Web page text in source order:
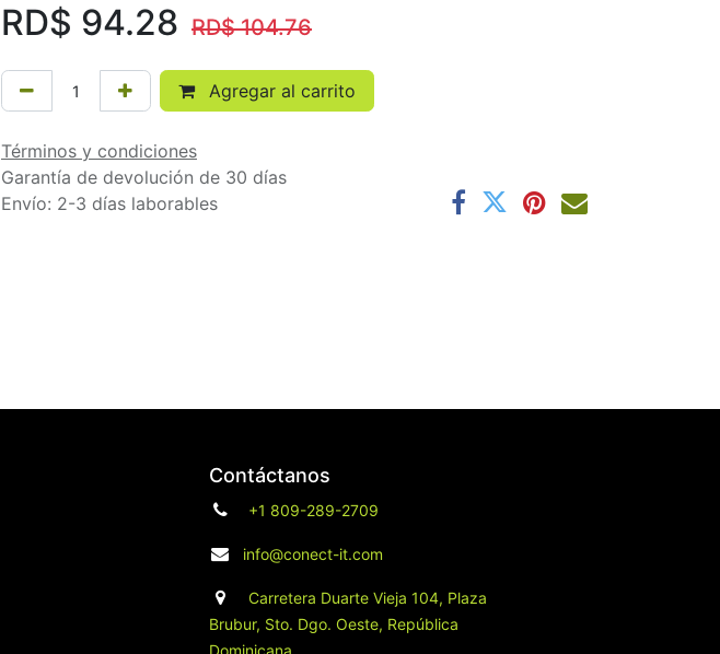
RD$ 94.28 RD$104.76
Agregar al carrito
Términos y condiciones
Garantía de devolución de 30 días
Envío: 2-3 días laborables
Contáctanos
+1 809-289-2709
info@conect-it.com
Carretera Duarte Vieja 104, Plaza
Brubur, Sto. Dgo. Oeste, República
Dominicana